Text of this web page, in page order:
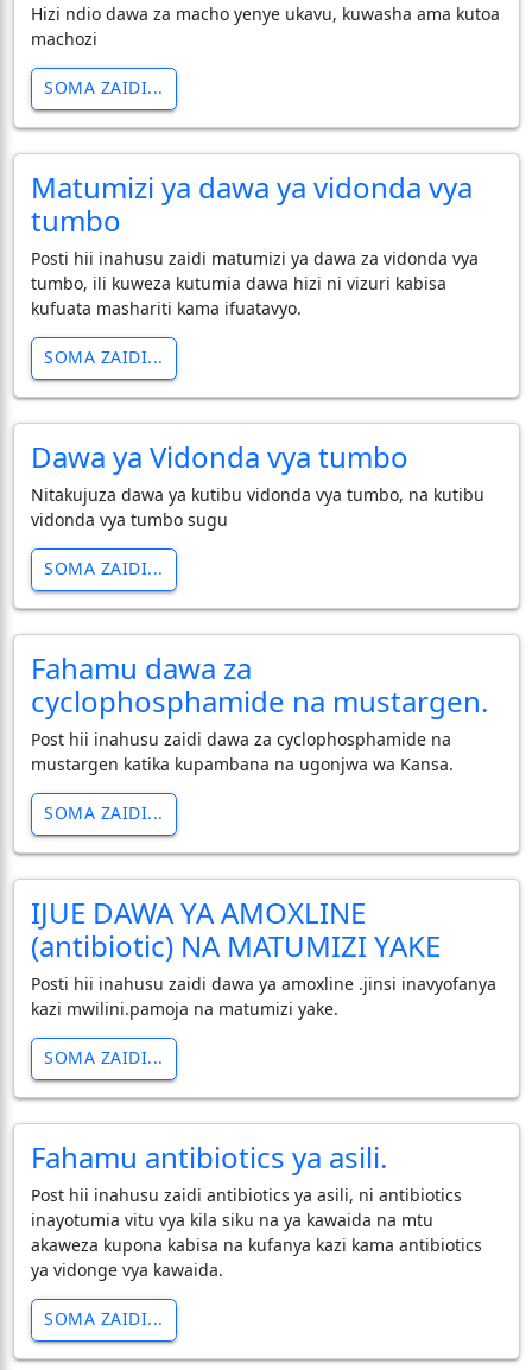
Hizi ndio dawa za macho yenye ukavu, kuwasha ama kutoa
machozi
SOMA ZAIDI...
Matumizi ya dawa ya vidonda vya
tumbo
Posti hii inahusu zaidi matumizi ya dawa za vidonda vya
tumbo, ili kuweza kutumia dawa hizi ni vizuri kabisa
kufuata mashariti kama ifuatavyo.
SOMA ZAIDI...
Dawa ya Vidonda vya tumbo
Nitakujuza dawa ya kutibu vidonda vya tumbo, na kutibu
vidonda vya tumbo sugu
SOMA ZAIDI...
Fahamu dawa za
cyclophosphamide na mustargen.
Post hii inahusu zaidi dawa za cyclophosphamide na
mustargen katika kupambana na ugonjwa wa Kansa.
SOMA ZAIDI...
IJUE DAWA YA AMOXLINE
(antibiotic) NA MATUMIZI YAKE
Posti hii inahusu zaidi dawa ya amoxline .jinsi inavyofanya
kazi mwilini.pamoja na matumizi yake.
SOMA ZAIDI...
Fahamu antibiotics ya asili.
Post hii inahusu zaidi antibiotics ya asili, ni antibiotics
inayotumia vitu vya kila siku na ya kawaida na mtu
akaweza kupona kabisa na kufanya kazi kama antibiotics
ya vidonge vya kawaida.
SOMA ZAIDI...